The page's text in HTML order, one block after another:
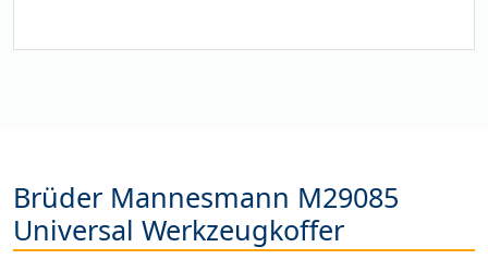
Brüder Mannesmann M29085
Universal Werkzeugkoffer